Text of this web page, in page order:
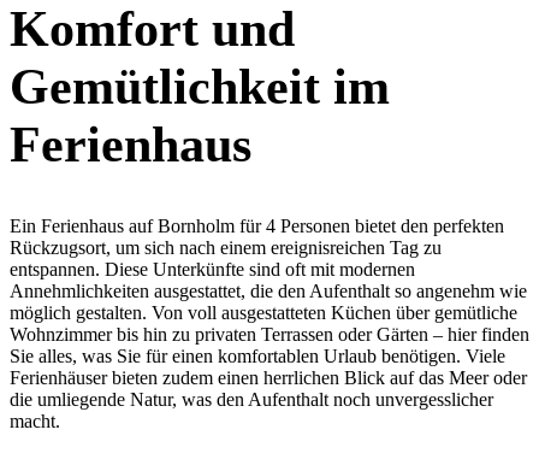
Komfort und
Gemütlichkeit im
Ferienhaus
Ein Ferienhaus auf Bornholm für 4 Personen bietet den perfekten
Rückzugsort, um sich nach einem ereignisreichen Tag zu
entspannen. Diese Unterkünfte sind oft mit modernen
Annehmlichkeiten ausgestattet, die den Aufenthalt so angenehm wie
möglich gestalten. Von voll ausgestatteten Küchen über gemütliche
Wohnzimmer bis hin zu privaten Terrassen oder Gärten – hier finden
Sie alles, was Sie für einen komfortablen Urlaub benötigen. Viele
Ferienhäuser bieten zudem einen herrlichen Blick auf das Meer oder
die umliegende Natur, was den Aufenthalt noch unvergesslicher
macht.